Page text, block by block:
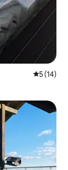
5 de uma
5 (14)